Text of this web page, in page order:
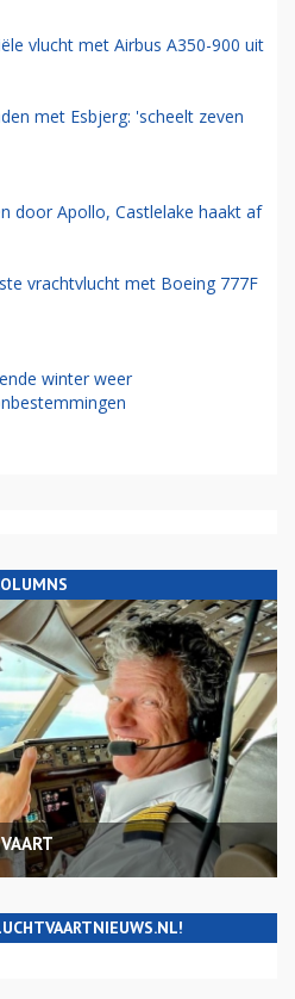
vlucht met Airbus A350-900 uit
met Esbjerg: 'scheelt zeven
door Apollo, Castlelake haakt af
vrachtvlucht met Boeing 777F
winter weer